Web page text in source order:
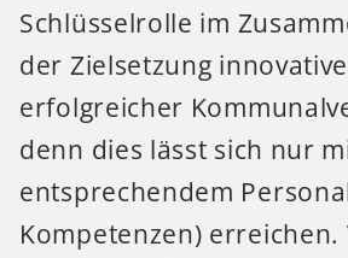
Schlüsselrolle im
der Zielsetzung
erfolgreicher
denn dies lässt sich nur
entsprechendem
Kompetenzen)